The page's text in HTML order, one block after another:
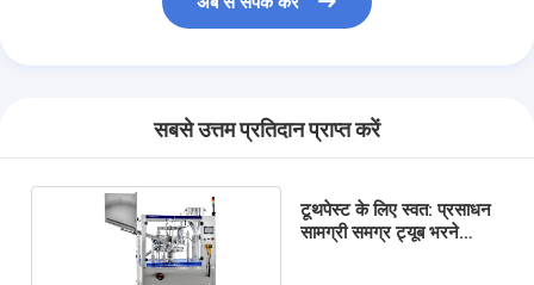
सबसे उत्तम प्रतिदान प्राप्त करें
टूथपेस्ट के लिए स्वत: प्रसाधन
सामग्री समग्र ट्यूब भरने